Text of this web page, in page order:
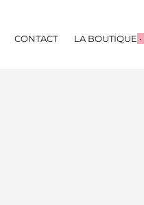
CONTACT LA BOUTIQUE